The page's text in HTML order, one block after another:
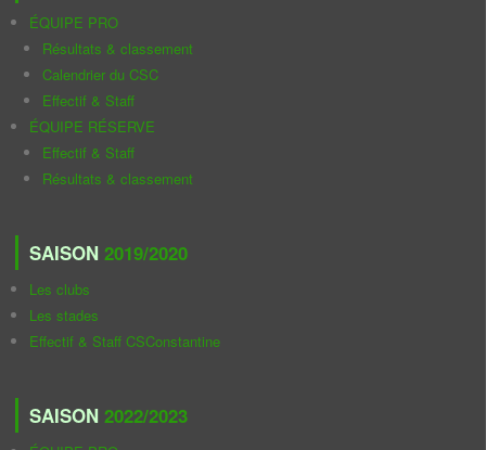
ÉQUIPE PRO
Résultats & classement
Calendrier du CSC
Effectif & Staff
ÉQUIPE RÉSERVE
Effectif & Staff
Résultats & classement
SAISON 2019/2020
Les clubs
Les stades
Effectif & Staff CSConstantine
SAISON 2022/2023